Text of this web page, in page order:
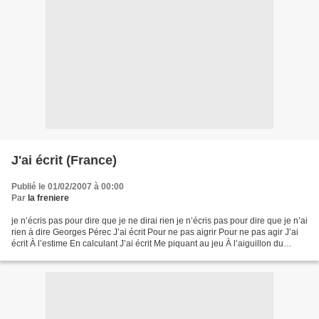
J'ai écrit (France)
Publié le 01/02/2007 à 00:00
Par la freniere
je n’écris pas pour dire que je ne dirai rien je n’écris pas pour dire que je n’ai
rien à dire Georges Pérec J’ai écrit Pour ne pas aigrir Pour ne pas agir J’ai
écrit À l’estime En calculant J’ai écrit Me piquant au jeu À l’aiguillon du